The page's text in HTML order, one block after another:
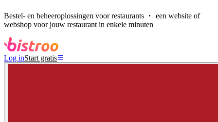
Bestel- en beheeroplossingen voor restaurants
een website of
webshop voor jouw restaurant in enkele minuten
Log inStart gratis